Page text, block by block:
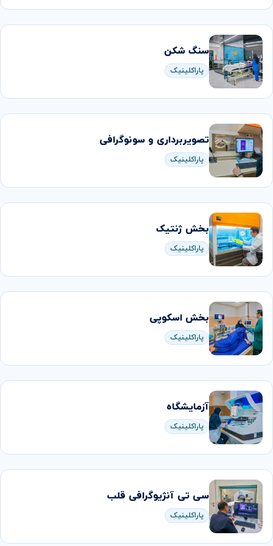
سنگ شکن
پاراکلینیک
تصویربرداری و سونوگرافی
پاراکلینیک
بخش ژنتيک
پاراکلینیک
بخش اسکوپی
پاراکلینیک
آزمایشگاه
پاراکلینیک
سی تی آنژیوگرافی قلب
پاراکلینیک